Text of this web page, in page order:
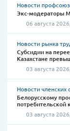
Новости
Экс-модераторы
06 августа
Новости рынка
Субсидии на
Казахстане
03 августа
Новости членских
Белорусскому
потребительской
03 августа